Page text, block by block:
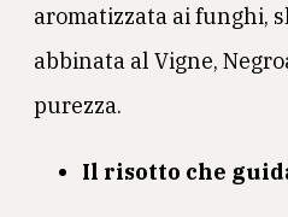
aromatizzata ai funghi,
abbinata al Vigne,
purezza.
Il risotto che